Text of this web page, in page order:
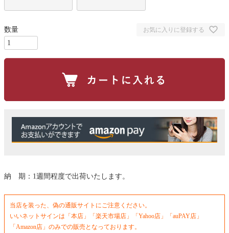
お気に入りに登録する
納 期：1週間程度で出荷いたします。
当店を装った、偽の通販サイトにご注意ください。
いいネットサインは「本店」「楽天市場店」「Yahoo店」「auPAY店」
「Amazon店」のみでの販売となっております。